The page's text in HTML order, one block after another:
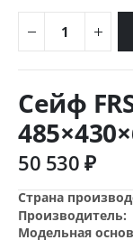
началу
изображений
Сейф
50 530 ₽
Дополнительная
информация